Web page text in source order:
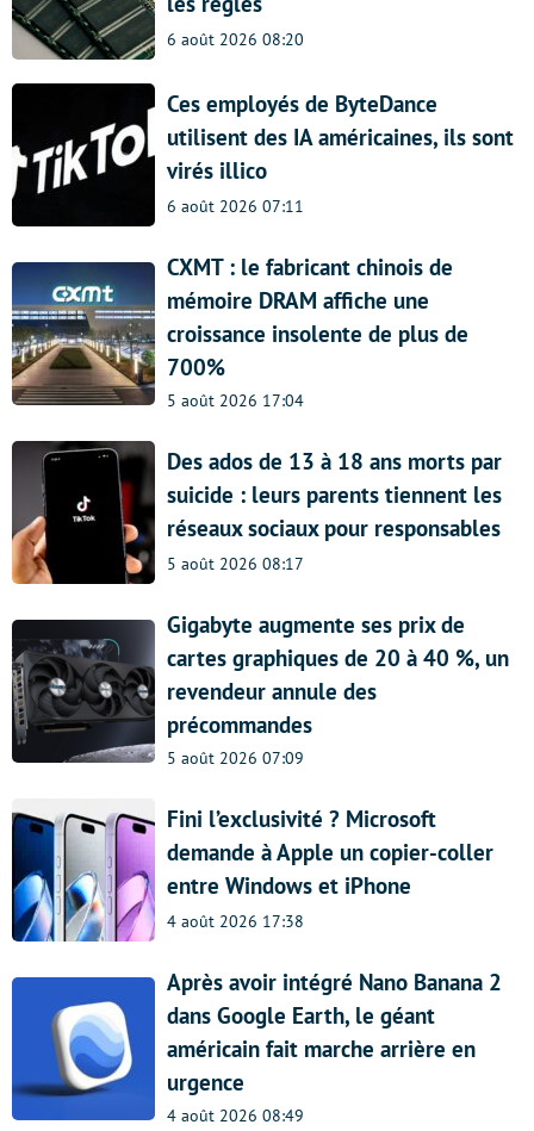
6 août 2026 08:20
Ces employés de ByteDance
utilisent des IA américaines, ils sont
virés illico
6 août 2026 07:11
CXMT : le fabricant chinois de
mémoire DRAM affiche une
croissance insolente de plus de
700%
5 août 2026 17:04
Des ados de 13 à 18 ans morts par
suicide : leurs parents tiennent les
réseaux sociaux pour responsables
5 août 2026 08:17
Gigabyte augmente ses prix de
cartes graphiques de 20 à 40 %, un
revendeur annule des
précommandes
5 août 2026 07:09
Fini l’exclusivité ? Microsoft
demande à Apple un copier-coller
entre Windows et iPhone
4 août 2026 17:38
Après avoir intégré Nano Banana 2
dans Google Earth, le géant
américain fait marche arrière en
urgence
4 août 2026 08:49